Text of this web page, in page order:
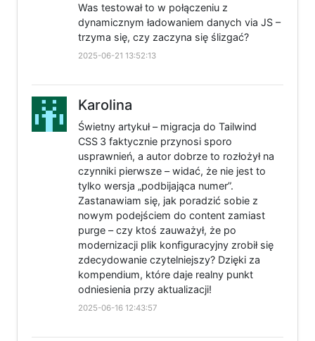
Was testował to w połączeniu z
dynamicznym ładowaniem danych via JS –
trzyma się, czy zaczyna się ślizgać?
2025-06-21 13:52:13
Karolina
Świetny artykuł – migracja do Tailwind
CSS 3 faktycznie przynosi sporo
usprawnień, a autor dobrze to rozłożył na
czynniki pierwsze – widać, że nie jest to
tylko wersja „podbijająca numer”.
Zastanawiam się, jak poradzić sobie z
nowym podejściem do content zamiast
purge – czy ktoś zauważył, że po
modernizacji plik konfiguracyjny zrobił się
zdecydowanie czytelniejszy? Dzięki za
kompendium, które daje realny punkt
odniesienia przy aktualizacji!
2025-06-16 12:43:57